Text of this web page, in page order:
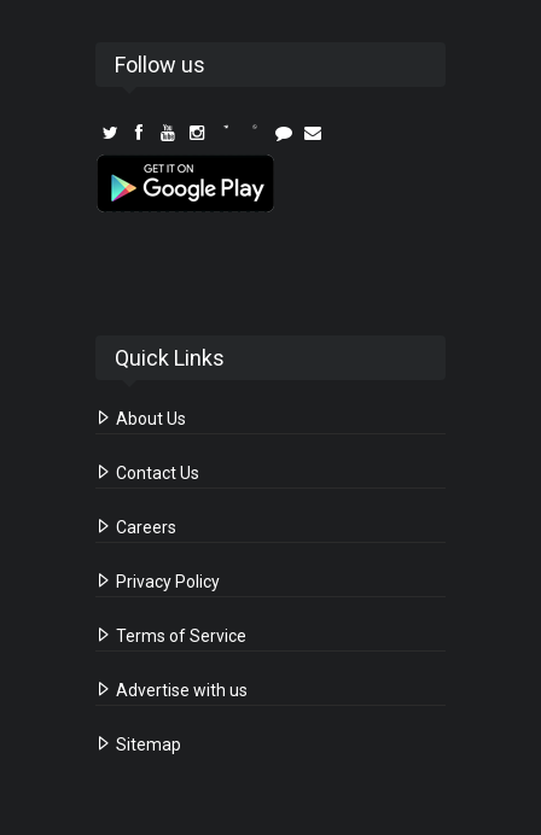
Follow us
Quick Links
About Us
Contact Us
Careers
Privacy Policy
Terms of Service
Advertise with us
Sitemap